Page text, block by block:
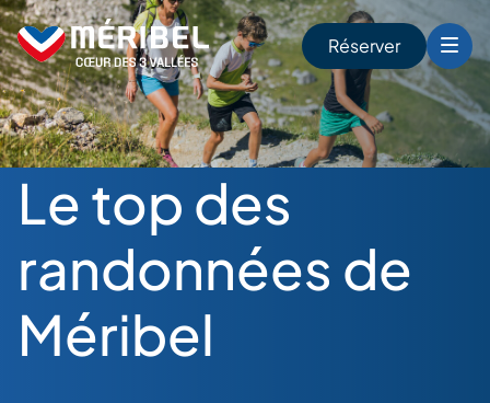
Skip
to
content
Réserver
Le top des
randonnées de
Méribel